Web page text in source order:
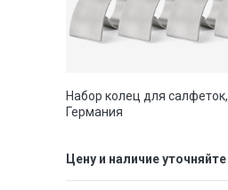
Набор колец для салфеток,
Германия
Цену и наличие уточняйте